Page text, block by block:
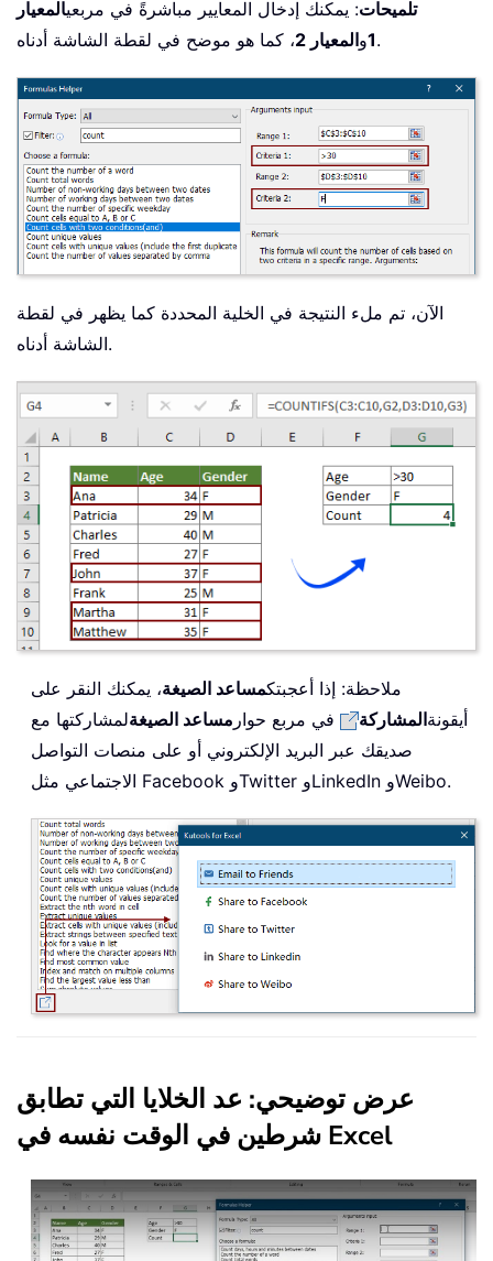
تلميحات: يمكنك إدخال المعايير مباشرةً في مربعيالمعيار
1والمعيار 2 ، كما هو موضح في لقطة الشاشة أدناه.
الآن، تم ملء النتيجة في الخلية المحددة كما يظهر في لقطة
الشاشة أدناه.
ملاحظة: إذا أعجبتكمساعد الصيغة، يمكنك النقر على
أيقونةالمشاركة في مربع حوار مساعد الصيغةلمشاركتها مع
صديقك عبر البريد الإلكتروني أو على منصات التواصل
الاجتماعي مثل Facebook وTwitter وLinkedIn وWeibo.
عرض توضيحي: عد الخلايا التي تطابق
شرطين في الوقت نفسه في Excel